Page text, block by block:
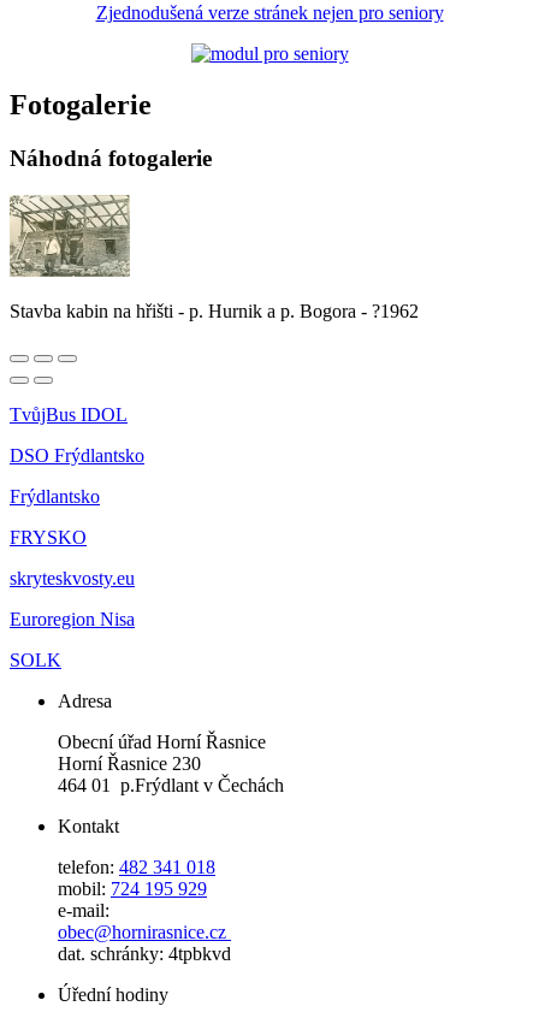
Zjednodušená verze stránek nejen pro seniory
Fotogalerie
Náhodná fotogalerie
Stavba kabin na hřišti - p. Hurnik a p. Bogora - ?1962
TvůjBus IDOL
DSO Frýdlantsko
Frýdlantsko
FRYSKO
skryteskvosty.eu
Euroregion Nisa
SOLK
Adresa
Obecní úřad Horní Řasnice
Horní Řasnice 230
464 01 p.Frýdlant v Čechách
Kontakt
telefon: 482 341 018
mobil: 724 195 929
e-mail:
obec@hornirasnice.cz
dat. schránky: 4tpbkvd
Úřední hodiny